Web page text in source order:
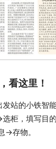
看这里！
发站的小铁智
柜，填写目
→存物。